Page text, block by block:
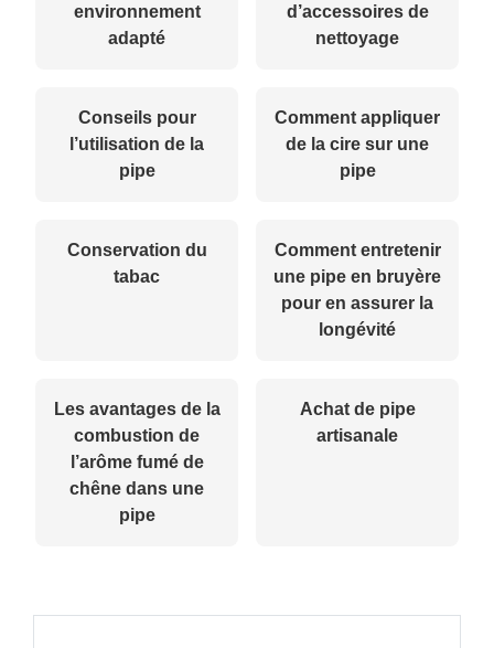
environnement
adapté
d’accessoires de
nettoyage
Conseils pour
l’utilisation de la
pipe
Comment appliquer
de la cire sur une
pipe
Conservation du
tabac
Comment entretenir
une pipe en bruyère
pour en assurer la
longévité
Les avantages de la
combustion de
l’arôme fumé de
chêne dans une
pipe
Achat de pipe
artisanale